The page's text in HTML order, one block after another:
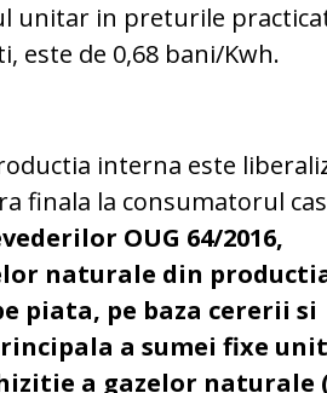
unitar in preturile
este de 0,68 bani/Kwh.
interna este
finala la consumatorul
OUG 64/2016,
naturale din
piata, pe baza cererii si
a sumei fixe
a gazelor naturale